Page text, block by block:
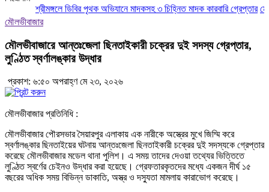
শ্রীমঙ্গলে ডিবির পৃথক অভিযানে মাদকসহ ৩ চিহ্নিত মাদক কারবারি গ্রেপ্তার
মৌলভীবাজার
মৌলভীবাজারে আন্তঃজেলা ছিনতাইকারী চক্রের দুই সদস্য গ্রেপ্তার,
লুণ্ঠিত স্বর্ণালঙ্কার উদ্ধার
প্রকাশ: ৬:৫০ অপরাহ্ণ মে ২৩, ২০২৬
মৌলভীবাজার প্রতিনিধি :
মৌলভীবাজার পৌরসভার সৈয়ারপুর এলাকায় এক নারীকে অস্ত্রের মুখে জিম্মি করে
স্বর্ণালঙ্কার ছিনতাইয়ের ঘটনায় আন্তঃজেলা ছিনতাইকারী চক্রের দুই সদস্যকে গ্রেপ্তার
করেছে মৌলভীবাজার মডেল থানা পুলিশ। এ সময় তাদের দেওয়া তথ্যের ভিত্তিতে
লুণ্ঠিত স্বর্ণের চেইনও উদ্ধার করা হয়েছে। গ্রেফতারকৃতদের মধ্যে একজন দীর্ঘ ১৫
বছরের অধিক সময় বিভিন্ন ডাকাতি, অস্ত্র ও দস্যুতা মামলায় কারাভোগ করেছে।